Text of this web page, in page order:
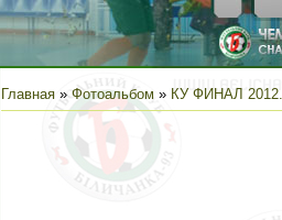
Главная »Фотоальбом » КУ ФИНАЛ 2012.